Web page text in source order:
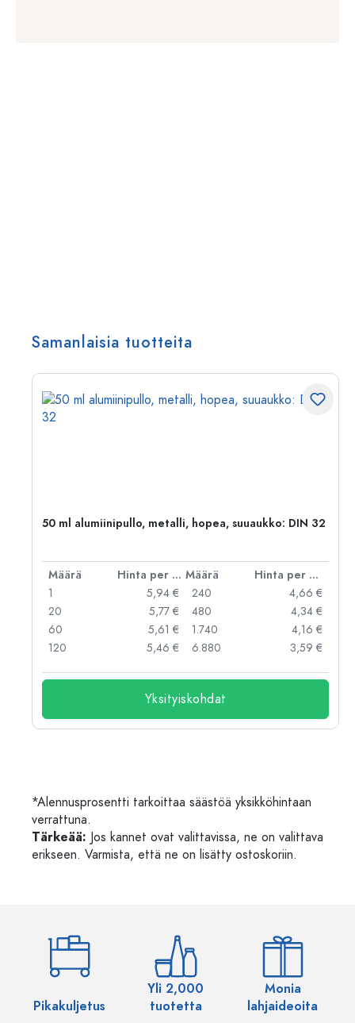
Samanlaisia tuotteita
50 ml alumiinipullo, metalli, hopea, suuaukko: DIN 32
Määrä Hinta per kpl Määrä
Hinta per kpl
1
5,94 €
20
5,77 €
60
5,61 €
120
5,46 €
240
4,66 €
480
4,34 €
1.740
4,16 €
6.880
3,59 €
Yksityiskohdat
*Alennusprosentti tarkoittaa säästöä yksikköhintaan
verrattuna.
Tärkeää: Jos kannet ovat valittavissa, ne on valittava
erikseen. Varmista, että ne on lisätty ostoskoriin.
Pikakuljetus
Yli 2,000
tuotetta
Monia
lahjaideoita